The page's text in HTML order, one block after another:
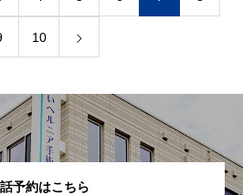
10
予約はこちら